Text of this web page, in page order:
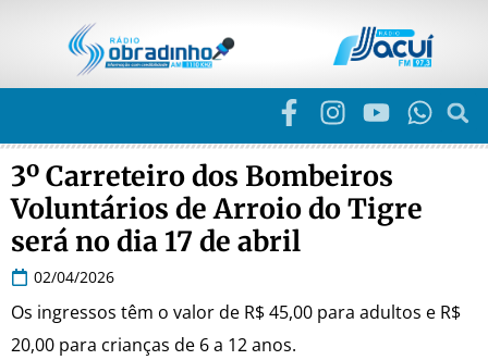
3º Carreteiro dos Bombeiros
Voluntários de Arroio do Tigre
será no dia 17 de abril
02/04/2026
Os ingressos têm o valor de R$ 45,00 para adultos e R$
20,00 para crianças de 6 a 12 anos.